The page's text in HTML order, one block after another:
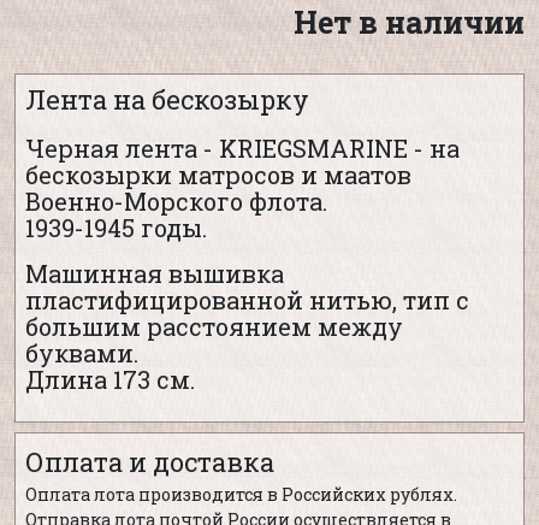
Нет в наличии
Лента на бескозырку
Черная лента - KRIEGSMARINE - на
бескозырки матросов и маатов
Военно-Морского флота.
1939-1945 годы.
Машинная вышивка
пластифицированной нитью, тип с
большим расстоянием между
буквами.
Длина 173 см.
Оплата и доставка
Оплата лота производится в Российских рублях.
Отправка лота почтой России осуществляется в